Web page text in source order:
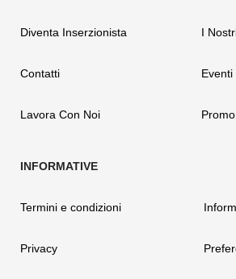
Diventa Inserzionista
Contatti
Lavora Con Noi
I
Eventi
Promo
Termini e condizioni
Privacy